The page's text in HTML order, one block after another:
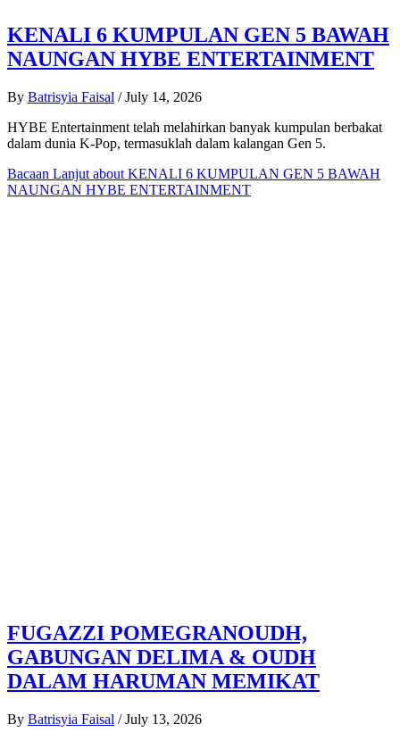
KENALI 6 KUMPULAN GEN 5 BAWAH
NAUNGAN HYBE ENTERTAINMENT
By Batrisyia Faisal / July 14, 2026
HYBE Entertainment telah melahirkan banyak kumpulan berbakat
dalam dunia K-Pop, termasuklah dalam kalangan Gen 5.
Bacaan Lanjut about KENALI 6 KUMPULAN GEN 5 BAWAH
NAUNGAN HYBE ENTERTAINMENT
FUGAZZI POMEGRANOUDH,
GABUNGAN DELIMA & OUDH
DALAM HARUMAN MEMIKAT
By Batrisyia Faisal / July 13, 2026